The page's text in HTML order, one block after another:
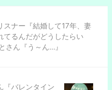
スナー『結婚して17年、妻
てるんだがどうしたらい
さん『う～ん…』
『バレンタイン